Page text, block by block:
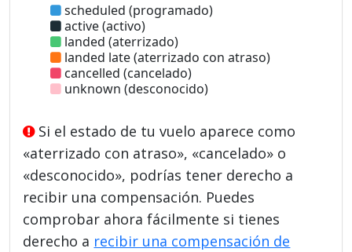
scheduled (programado)
active (activo)
landed (aterrizado)
landed late (aterrizado con atraso)
cancelled (cancelado)
unknown (desconocido)
Si el estado de tu vuelo aparece como
«aterrizado con atraso», «cancelado» o
«desconocido», podrías tener derecho a
recibir una compensación. Puedes
comprobar ahora fácilmente si tienes
derecho a recibir una compensación de